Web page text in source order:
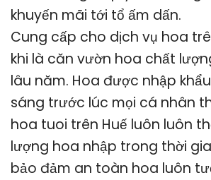
khuyến mãi tới tổ ấm dấn.
Cung cấp cho dịch vụ hoa
khi là căn vườn hoa chất
lâu năm. Hoa được nhập
sáng trước lúc mọi cá nhân
hoa tuoi trên Huế luôn luôn
lượng hoa nhập trong thời
bảo đảm an toàn hoa luôn